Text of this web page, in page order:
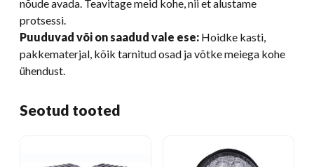
nõude avada. Teavitage meid kohe, nii et alustame
protsessi.
Puuduvad või on saadud vale ese: Hoidke kasti,
pakkematerjal, kõik tarnitud osad ja võtke meiega kohe
ühendust.
Seotud tooted